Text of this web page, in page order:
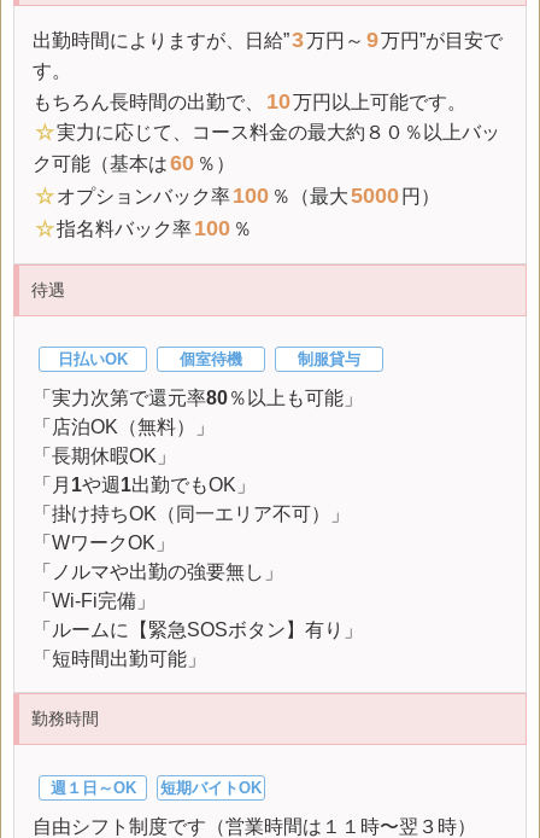
出勤時間によりますが、 日給”3万円～ 9万円”が目安で
す。
もちろん長時間の出勤で、
10万円以上可能です。
☆実力に応じて、コース料金の最大約８０％以上バッ
ク可能（基本は60 ％）
☆オプションバック率100 ％（最大5000 円）
☆指名料バック率100 ％
待遇
日払いOK 個室待機 制服貸与
「実力次第で還元率80％以上も可能」
「店泊OK（無料）」
「長期休暇OK」
「月 1や週 1出勤でもOK」
「掛け持ちOK（同一エリア不可）」
「WワークOK」
「ノルマや出勤の強要無し」
「Wi-Fi完備」
「ルームに【緊急SOSボタン】有り」
「短時間出勤可能」
勤務時間
週１日～OK 短期バイトOK
自由シフト制度です（営業時間は１１時〜翌３時）